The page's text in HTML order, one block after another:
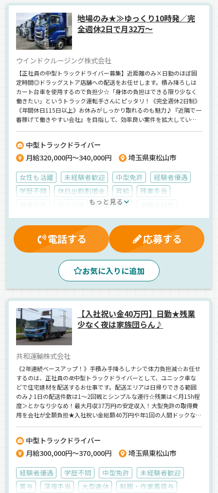
手積み
1人1台専用車 ドライブレコーダー
雑貨
日用品
衣料品 食品 ウィング車 正社員
地場のみ★≫ゆっくり10時発／完
全週休2日で月32万～
ウインドクルージング株式会社
【正社員の中型トラックドライバー募集】近距離のみ×日勤のほぼ固
定時間◎ドラッグストア店舗への配送をお任せします。積み降ろしは
カート台車を使用するので負担少☆「身体の負担はできる限り少なく
働きたい」というトラック運転手さんにピッタリ！《完全週休2日制》
《年間休日115日以上》お休みがしっかり取れるのも魅力♪『近隣で一
番稼げて働きやすい会社』を目指して、効率良い案件を拡大していま
中型トラックドライバー
月給320,000円～340,000円
埼玉県東松山市
女性も活躍 未経験者歓迎 中型免許
経験者優遇
学歴不問
休日出勤割増金 昇給
残業手当
再雇用制度
交通費支給
資格取得制度 大型連休
無事故手当
マイカー通勤可
制服・作業着貸与
業務手当
有給休暇
厚生年金 賞与 雇用保険
深夜手当
夕方 昼 地場
カゴ車輸送
パワーゲート
雑貨 ウィング車 正社員
もっと見る
電話する 応募する
お気に入りに追加
【入社祝い金40万円】日勤★残業
少なく夜は家族団らん♪
共和運輸株式会社
《2年連続ベースアップ！》手積み手降ろしナシで体力負担減☆お任せ
するのは、正社員の4t中型トラックドライバーとして、ユニック車な
どで住宅建材を配送するお仕事です。配送エリアは日帰りできる範囲
のみ♪1日の配送件数は1～2回戦とシンプルな運行☆残業は＜月15h程
度＞とかなり少なめ！最大月収37万円の安定収入！大型免許の取得費
用を会社が全額負担★入社祝い金総額40万円や年1回の人間ドックなど
中型トラックドライバー
月給300,000円～370,000円
埼玉県東松山市
経験者優遇 学歴不問 中型免許
未経験者歓迎
賞与
深夜手当 大型連休
制服・作業着貸与